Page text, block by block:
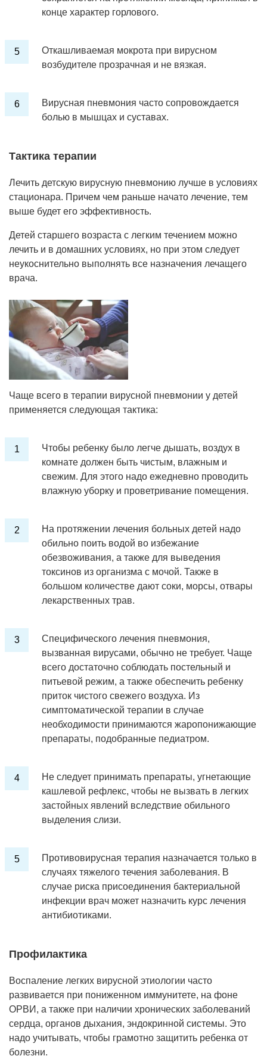
конце характер горлового.
Откашливаемая мокрота при вирусном
возбудителе прозрачная и не вязкая.
Вирусная пневмония часто сопровождается
болью в мышцах и суставах.
Тактика терапии
Лечить детскую вирусную пневмонию лучше в условиях
стационара. Причем чем раньше начато лечение, тем
выше будет его эффективность.
Детей старшего возраста с легким течением можно
лечить и в домашних условиях, но при этом следует
неукоснительно выполнять все назначения лечащего
врача.
Чаще всего в терапии вирусной пневмонии у детей
применяется следующая тактика:
Чтобы ребенку было легче дышать, воздух в
комнате должен быть чистым, влажным и
свежим. Для этого надо ежедневно проводить
влажную уборку и проветривание помещения.
На протяжении лечения больных детей надо
обильно поить водой во избежание
обезвоживания, а также для выведения
токсинов из организма с мочой. Также в
большом количестве дают соки, морсы, отвары
лекарственных трав.
Специфического лечения пневмония,
вызванная вирусами, обычно не требует. Чаще
всего достаточно соблюдать постельный и
питьевой режим, а также обеспечить ребенку
приток чистого свежего воздуха. Из
симптоматической терапии в случае
необходимости принимаются жаропонижающие
препараты, подобранные педиатром.
Не следует принимать препараты, угнетающие
кашлевой рефлекс, чтобы не вызвать в легких
застойных явлений вследствие обильного
выделения слизи.
Противовирусная терапия назначается только в
случаях тяжелого течения заболевания. В
случае риска присоединения бактериальной
инфекции врач может назначить курс лечения
антибиотиками.
Профилактика
Воспаление легких вирусной этиологии часто
развивается при пониженном иммунитете, на фоне
ОРВИ, а также при наличии хронических заболеваний
сердца, органов дыхания, эндокринной системы. Это
надо учитывать, чтобы грамотно защитить ребенка от
болезни.